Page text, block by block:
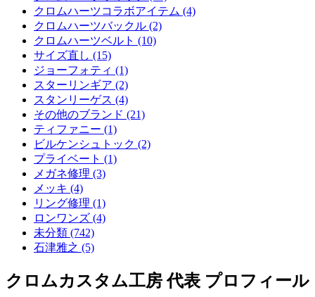
クロムハーツコラボアイテム (4)
クロムハーツバックル (2)
クロムハーツベルト (10)
サイズ直し (15)
ジョーフォティ (1)
スターリンギア (2)
スタンリーゲス (4)
その他のブランド (21)
ティファニー (1)
ビルケンシュトック (2)
プライベート (1)
メガネ修理 (3)
メッキ (4)
リング修理 (1)
ロンワンズ (4)
未分類 (742)
石津雅之 (5)
クロムカスタム工房 代表 プロフィール